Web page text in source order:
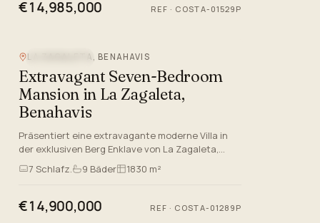
€14,985,000 REF · COSTA-01529P
LA ZAGALETA, BENAHAVIS
Extravagant Seven-Bedroom
Mansion in La Zagaleta,
Benahavis
Präsentiert eine extravagante moderne Villa in
der exklusiven Berg Enklave von La Zagaleta,
Benahavis, Malaga. Entwickelt von den
renommierten Tobal Architekte…
7 Schlafz. 9 Bäder 1830 m²
€14,900,000 REF · COSTA-01289P